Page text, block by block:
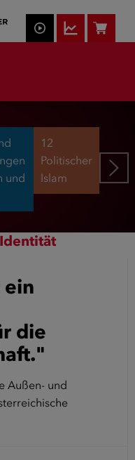
und
12
Politischer
Islam
die
Außen- und